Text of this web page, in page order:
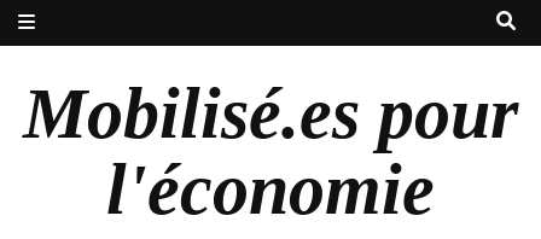
Mobilisé.es pour
l'économie